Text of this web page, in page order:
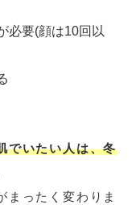
必要(顔は10回以
でいたい人は、冬
まったく変わりま